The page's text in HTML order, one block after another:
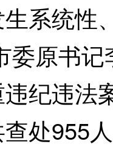
统性
委原书
纪违法
处955